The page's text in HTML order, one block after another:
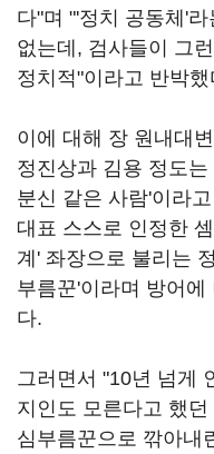
다"며 "'정치 공동체'
없는데, 검사들이 그
정치적"이라고 반박했
이에 대해 장 원내대
정진상과 김용 정도
분신 같은 사람'이라
대표 스스로 인정한
계' 좌장으로 불리는
부름꾼'이라며 방어
다.
그러면서 "10년 넘게
지인도 모른다고 했
심부름꾼으로 깎아내